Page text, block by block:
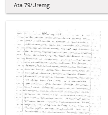
Ata 79/Uremg